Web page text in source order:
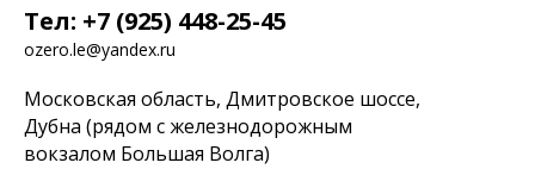
Тел: +7 (925) 448-25-45
ozero.le@yandex.ru
Московская область, Дмитровское шоссе,
Дубна (рядом с железнодорожным
вокзалом Большая Волга)